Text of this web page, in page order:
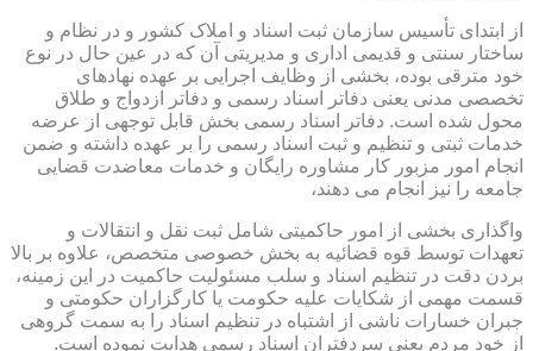
از ابتدای تأسیس سازمان ثبت اسناد و املاک کشور و در نظام و
ساختار سنتی و قدیمی اداری و مدیریتی آن که در عین حال در نوع
خود مترقی بوده، بخشی از وظایف اجرایی بر عهده نهادهای
تخصصی مدنی یعنی دفاتر اسناد رسمی و دفاتر ازدواج و طلاق
محول شده است. دفاتر اسناد رسمی بخش قابل توجهی از عرضه
خدمات ثبتی و تنظیم و ثبت اسناد رسمی را بر عهده داشته و ضمن
انجام امور مزبور کار مشاوره رایگان و خدمات معاضدت قضایی
جامعه را نیز انجام می دهند،
واگذاری بخشی از امور حاکمیتی شامل ثبت نقل و انتقالات و
تعهدات توسط قوه قضائیه به بخش خصوصی متخصص، علاوه بر بالا
بردن دقت در تنظیم اسناد و سلب مسئولیت حاکمیت در این زمینه،
قسمت مهمی از شکایات علیه حکومت یا کارگزاران حکومتی و
جبران خسارات ناشی از اشتباه در تنظیم اسناد را به سمت گروهی
از خود مردم یعنی سردفتران اسناد رسمی هدایت نموده است.